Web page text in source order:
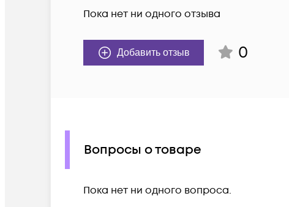
Пока нет ни одного отзыва
Добавить отзыв 0
Вопросы о товаре
Пока нет ни одного вопроса.